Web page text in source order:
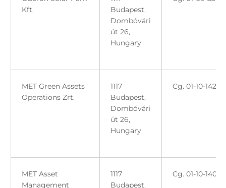
Kft.
Budapest,
Dombóvári
út 26,
Hungary
MET Green Assets
Operations Zrt.
1117
Budapest,
Dombóvári
út 26,
Hungary
Cg. 01-10-
MET Asset
Management
1117
Budapest,
Cg. 01-10-